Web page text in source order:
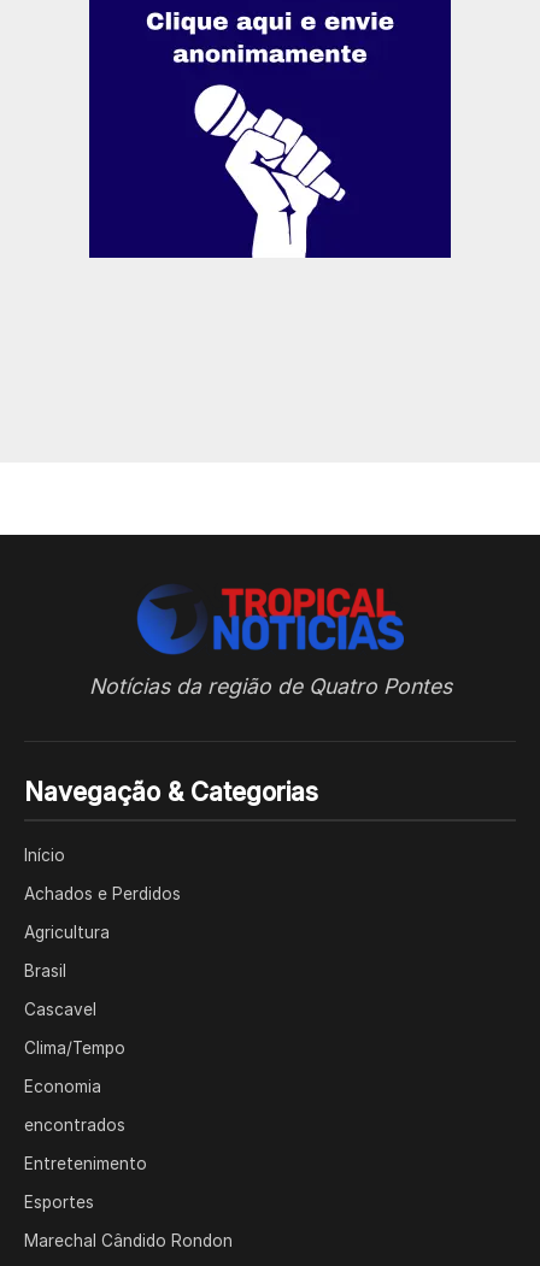
Notícias da região de Quatro Pontes
Navegação & Categorias
Início
Achados e Perdidos
Agricultura
Brasil
Cascavel
Clima/Tempo
Economia
encontrados
Entretenimento
Esportes
Marechal Cândido Rondon